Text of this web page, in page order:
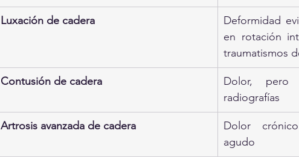
Luxación de cadera
Deformidad
en rotación
traumatismos
Contusión de cadera
Dolor, pero
radiografías
Artrosis avanzada de cadera
Dolor
agudo